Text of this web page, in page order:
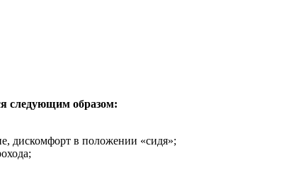
следующим образом:
дискомфорт в положении «сидя»;